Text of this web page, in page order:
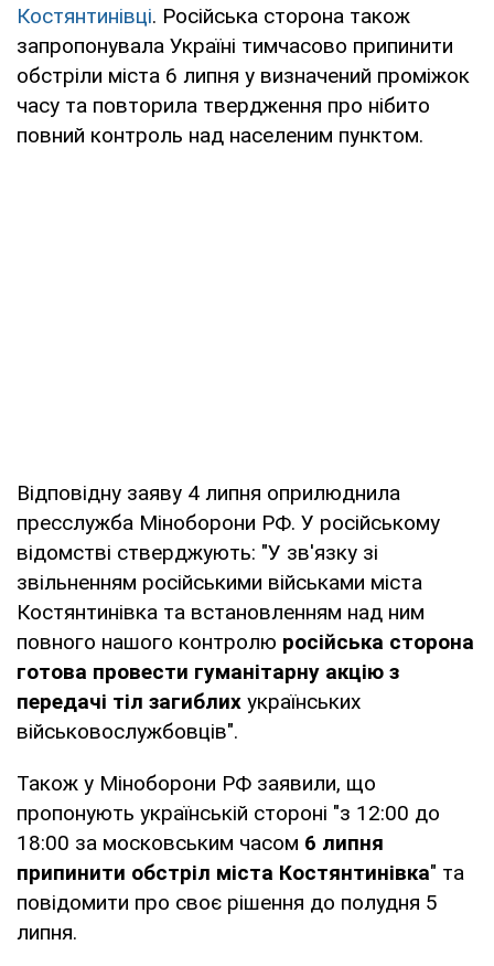
Костянтинівці. Російська сторона також
запропонувала Україні тимчасово припинити
обстріли міста 6 липня у визначений проміжок
часу та повторила твердження про нібито
повний контроль над населеним пунктом.
Відповідну заяву 4 липня оприлюднила
пресслужба Міноборони РФ. У російському
відомстві стверджують: "У зв'язку зі
звільненням російськими військами міста
Костянтинівка та встановленням над ним
повного нашого контролю російська сторона
готова провести гуманітарну акцію з
передачі тіл загиблих українських
військовослужбовців".
Також у Міноборони РФ заявили, що
пропонують українській стороні "з 12:00 до
18:00 за московським часом 6 липня
припинити обстріл міста Костянтинівка" та
повідомити про своє рішення до полудня 5
липня.